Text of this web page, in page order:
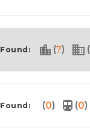
Found: (?) (
Found: (0) (0)